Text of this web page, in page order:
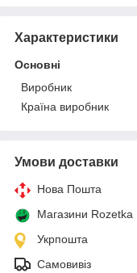
Характеристики
Основні
Виробник
Країна виробник
Умови доставки
Нова Пошта
Магазини Rozetka
Укрпошта
Самовивіз